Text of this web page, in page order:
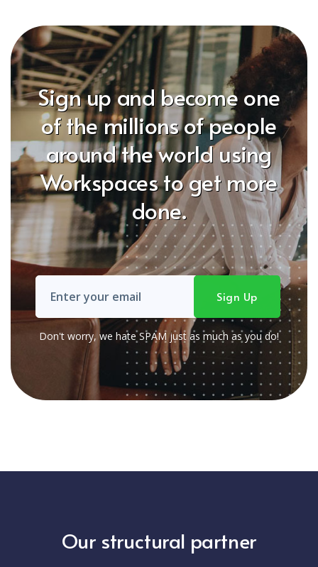
Sign up and become one
of the millions of people
around the world using
Workspaces to get more
done.
Don't worry, we hate SPAM just as much as you do!
Our structural partner